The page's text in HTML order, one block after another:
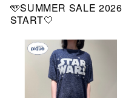
🩵SUMMER SALE 2026
START🤍